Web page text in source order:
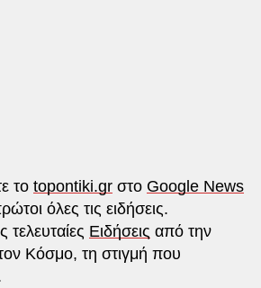
το topontiki.grστο Google News
όλες τις ειδήσεις.
τελευταίες Ειδήσεις από την
Κόσμο, τη στιγμή που